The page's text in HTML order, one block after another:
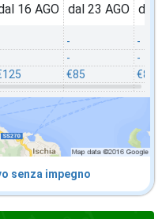
16 AGO dal 23 AGO
-
-
€85
dal
-
-
€82
senza impegno